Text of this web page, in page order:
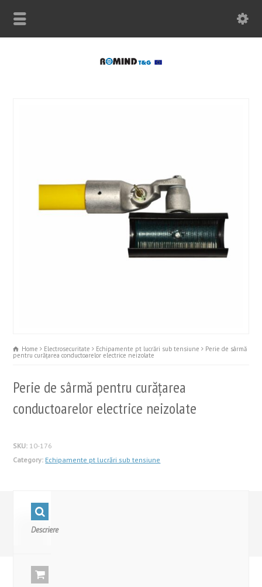
Home Electrosecuritate Echipamente pt lucrări sub tensiune Perie de sârmă
pentru curățarea conductoarelor electrice neizolate
Perie de sârmă pentru curățarea
conductoarelor electrice neizolate
SKU: 10-176
Category: Echipamente pt lucrări sub tensiune
Descriere